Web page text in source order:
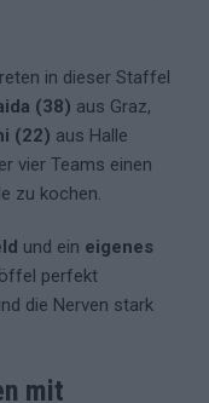
in dieser Staffel
(38) aus Graz,
(22) aus Halle
vier Teams einen
zu kochen.
und ein eigenes
perfekt
die Nerven stark
mit